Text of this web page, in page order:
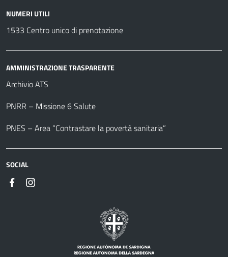
NUMERI UTILI
1533 Centro unico di prenotazione
AMMINISTRAZIONE TRASPARENTE
Archivio ATS
PNRR – Missione 6 Salute
PNES – Area “Contrastare la povertà sanitaria”
SOCIAL